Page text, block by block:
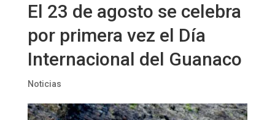
El 23 de agosto se celebra
por primera vez el Día
Internacional del Guanaco
Noticias